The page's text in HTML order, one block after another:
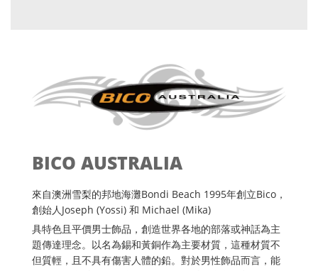
BICO AUSTRALIA
來自澳洲雪梨的邦地海灘Bondi Beach 1995年創立Bico，
創始人Joseph (Yossi) 和 Michael (Mika)
具特色且平價男士飾品，創造世界各地的部落或神話為主
題傳達理念。以名為錫和黃銅作為主要材質，這種材質不
但質輕，且不具有傷害人體的鉛。對於男性飾品而言，能